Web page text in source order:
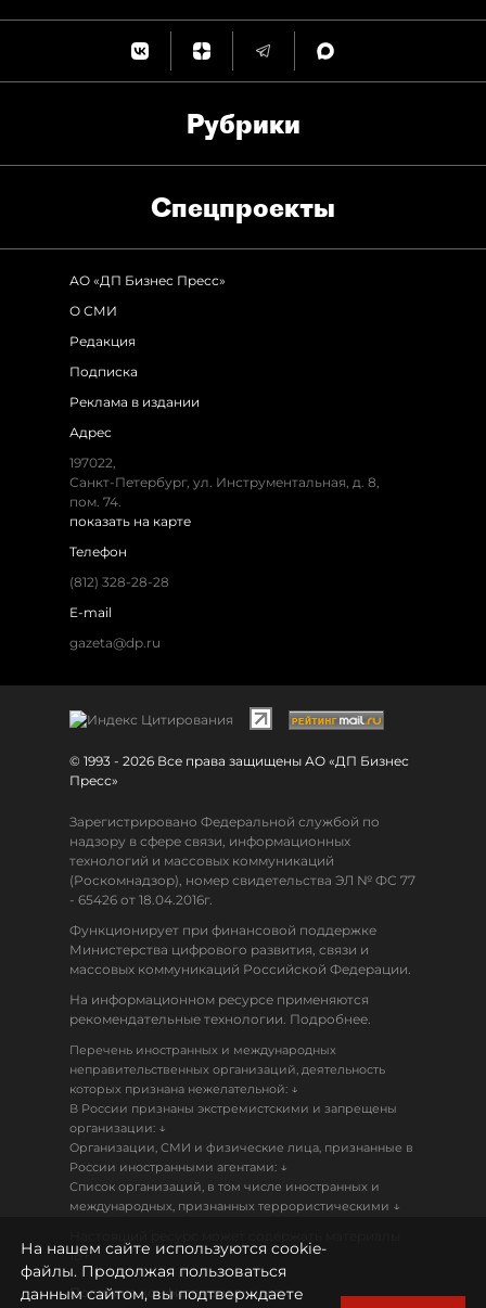
Рубрики
Спец­проекты
АО «ДП Бизнес Пресс»
О СМИ
Редакция
Подписка
Реклама в издании
Адрес
197022,
Санкт-Петербург, ул. Инструментальная, д. 8,
пом. 74.
показать на карте
Телефон
(812) 328-28-28
E-mail
gazeta@dp.ru
© 1993 - 2026 Все права защищены АО «ДП Бизнес
Пресс»
Зарегистрировано Федеральной службой по
надзору в сфере связи, информационных
технологий и массовых коммуникаций
(Роскомнадзор), номер свидетельства ЭЛ № ФС 77
- 65426 от 18.04.2016г.
Функционирует при финансовой поддержке
Министерства цифрового развития, связи и
массовых коммуникаций Российской Федерации.
На информационном ресурсе применяются
рекомендательные технологии. Подробнее.
Перечень иностранных и международных
неправительственных организаций, деятельность
которых признана нежелательной: ↓
В России признаны экстремистскими и запрещены
организации: ↓
Организации, СМИ и физические лица, признанные в
России иностранными агентами: ↓
Список организаций, в том числе иностранных и
международных, признанных террористическими ↓
18+
Политика конфиденциальности
На нашем сайте используются cookie-
файлы. Продолжая пользоваться
данным сайтом, вы подтверждаете